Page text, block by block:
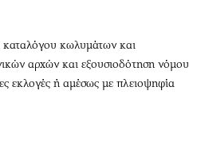
καταλόγου κωλυμάτων και
αρχών και εξουσιοδότηση νόμου
εκλογές ή αμέσως με πλειοψηφία